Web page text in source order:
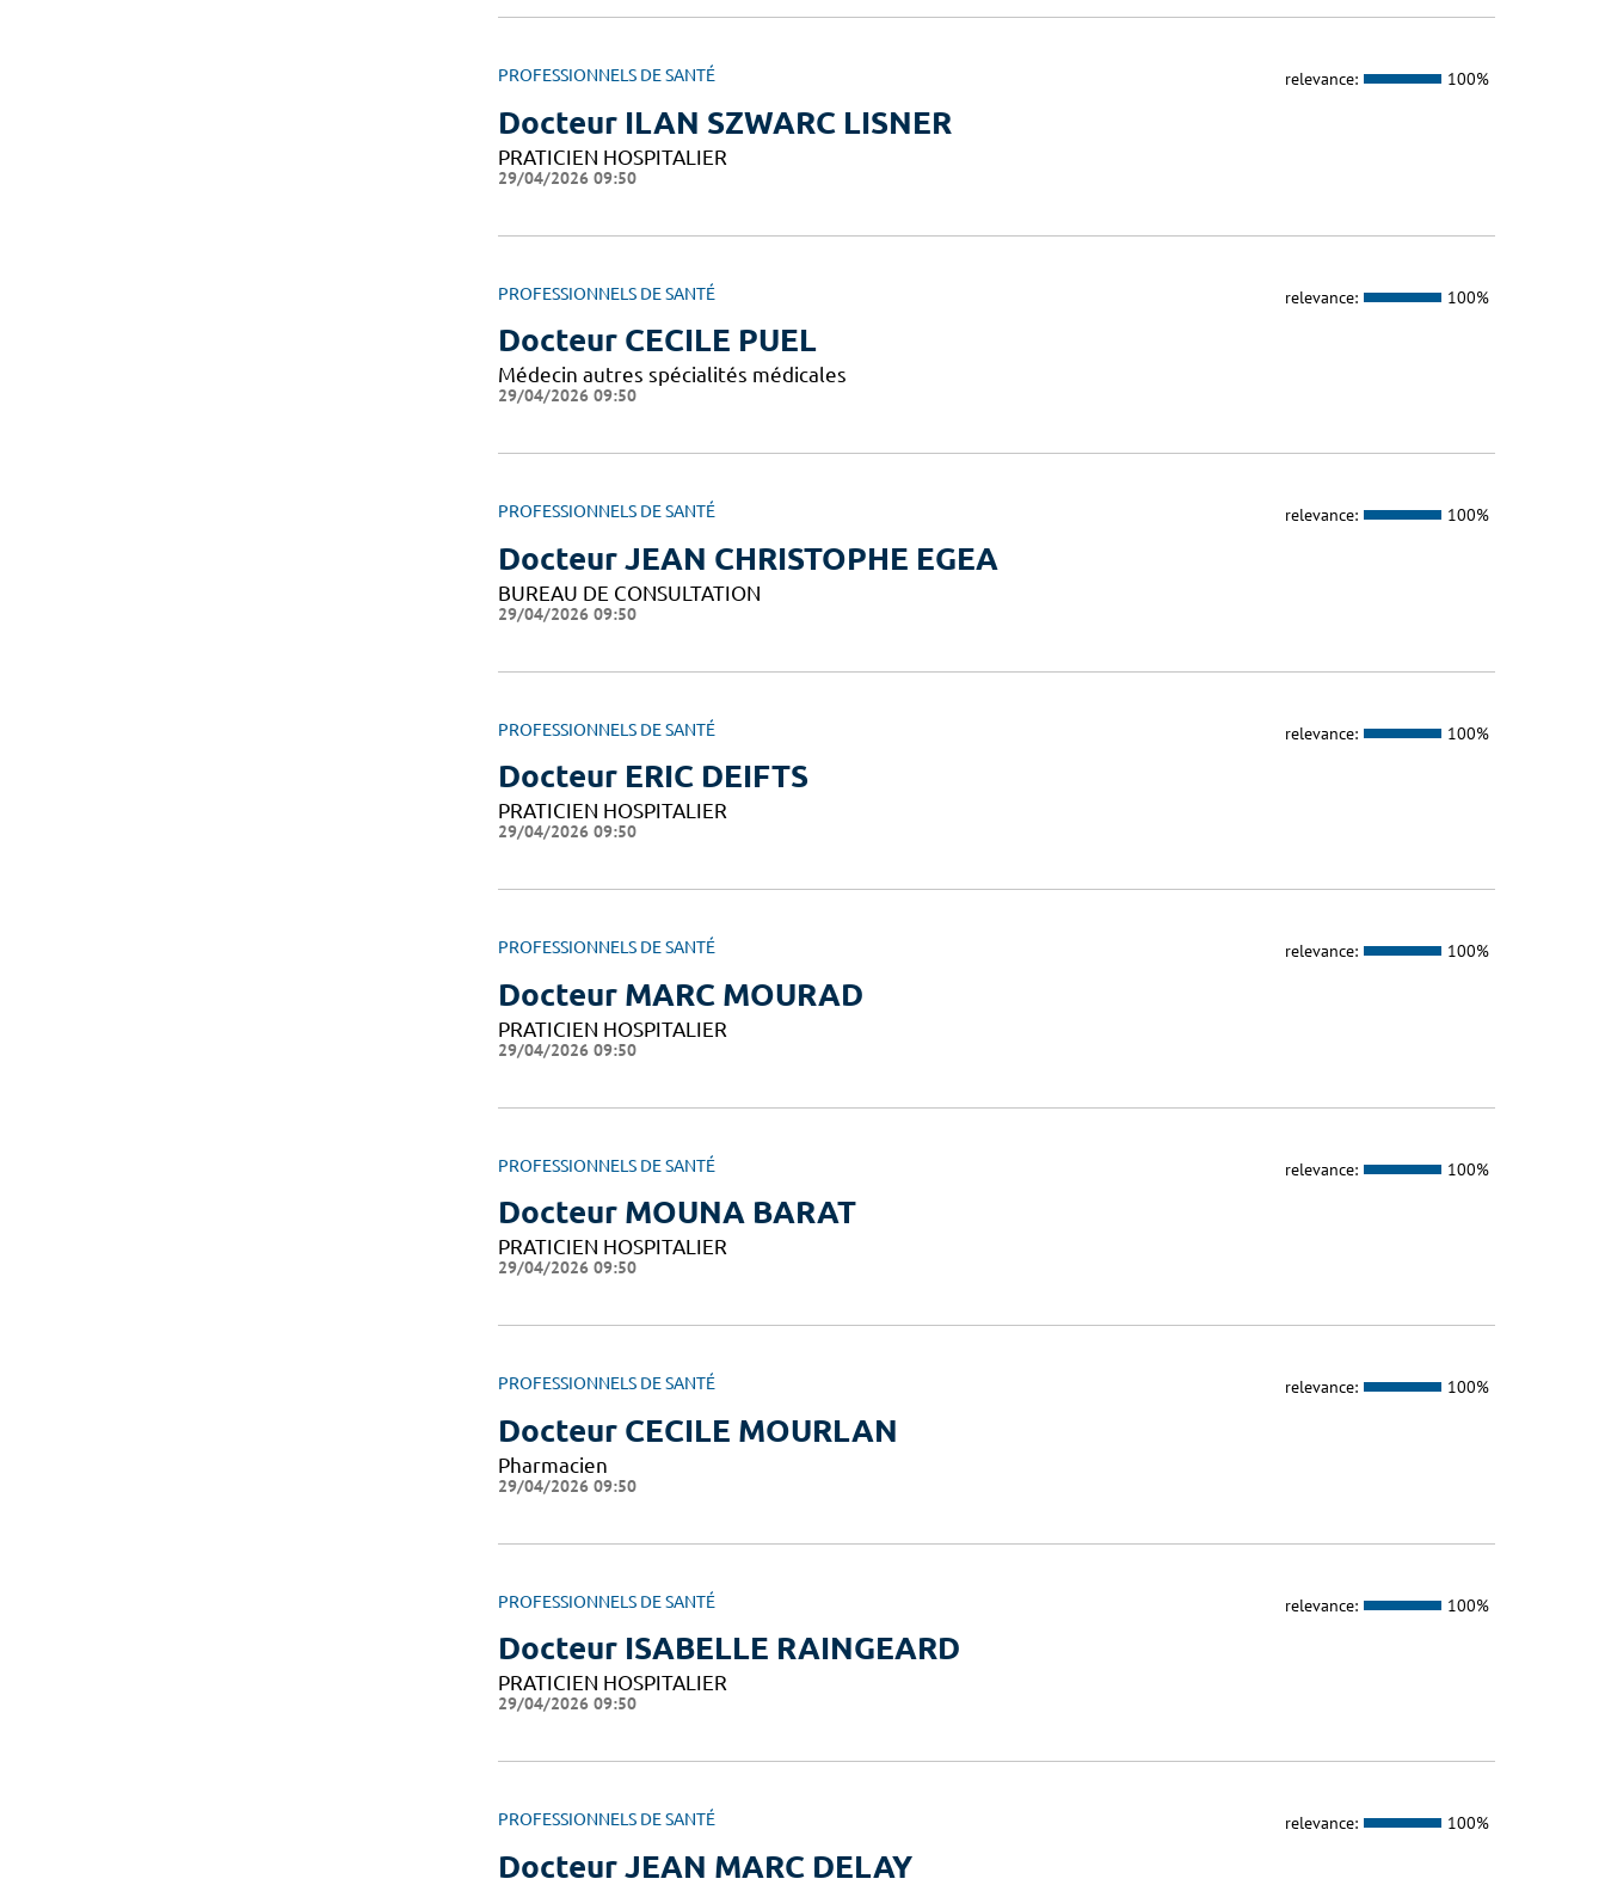
PROFESSIONNELS DE SANTÉ relevance: 100%
Docteur ILAN SZWARC LISNER
PRATICIEN HOSPITALIER
29/04/2026 09:50
PROFESSIONNELS DE SANTÉ relevance: 100%
Docteur CECILE PUEL
Médecin autres spécialités médicales
29/04/2026 09:50
PROFESSIONNELS DE SANTÉ relevance: 100%
Docteur JEAN CHRISTOPHE EGEA
BUREAU DE CONSULTATION
29/04/2026 09:50
PROFESSIONNELS DE SANTÉ relevance: 100%
Docteur ERIC DEIFTS
PRATICIEN HOSPITALIER
29/04/2026 09:50
PROFESSIONNELS DE SANTÉ relevance: 100%
Docteur MARC MOURAD
PRATICIEN HOSPITALIER
29/04/2026 09:50
PROFESSIONNELS DE SANTÉ relevance: 100%
Docteur MOUNA BARAT
PRATICIEN HOSPITALIER
29/04/2026 09:50
PROFESSIONNELS DE SANTÉ relevance: 100%
Docteur CECILE MOURLAN
Pharmacien
29/04/2026 09:50
PROFESSIONNELS DE SANTÉ relevance: 100%
Docteur ISABELLE RAINGEARD
PRATICIEN HOSPITALIER
29/04/2026 09:50
PROFESSIONNELS DE SANTÉ relevance: 100%
Docteur JEAN MARC DELAY